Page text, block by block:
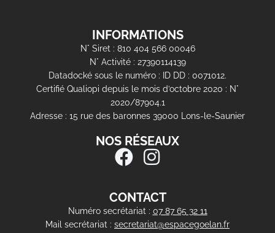
INFORMATIONS
N° Siret : 810 404 566 00046
N° Activité : 27390114139
Datadocké sous le numéro : ID DD : 0071012.
Certifié Qualiopi depuis le mois d’octobre 2020 : N°
2020/87904.1
Adresse : 15 rue des baronnes 39000 Lons-le-Saunier
NOS RÉSEAUX
CONTACT
Numéro secrétariat : 07 87 65 32 11
Mail secrétariat : secretariat@espacegoelan.fr